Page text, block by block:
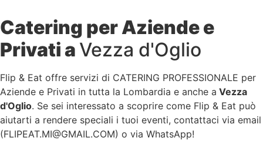
Catering per Aziende e
Privati a Vezza d'Oglio
Flip & Eat offre servizi di CATERING PROFESSIONALE per
Aziende e Privati in tutta la Lombardia e anche a Vezza
d'Oglio. Se sei interessato a scoprire come Flip & Eat può
aiutarti a rendere speciali i tuoi eventi, contattaci via email
(FLIPEAT.MI@GMAIL.COM) o via WhatsApp!